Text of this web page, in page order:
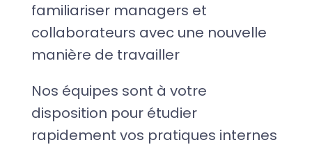
familiariser managers et
collaborateurs avec une nouvelle
manière de travailler
Nos équipes sont à votre
disposition pour étudier
rapidement vos pratiques internes